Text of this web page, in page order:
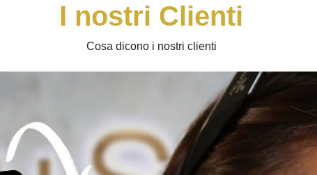
I nostri Clienti
Cosa dicono i nostri clienti